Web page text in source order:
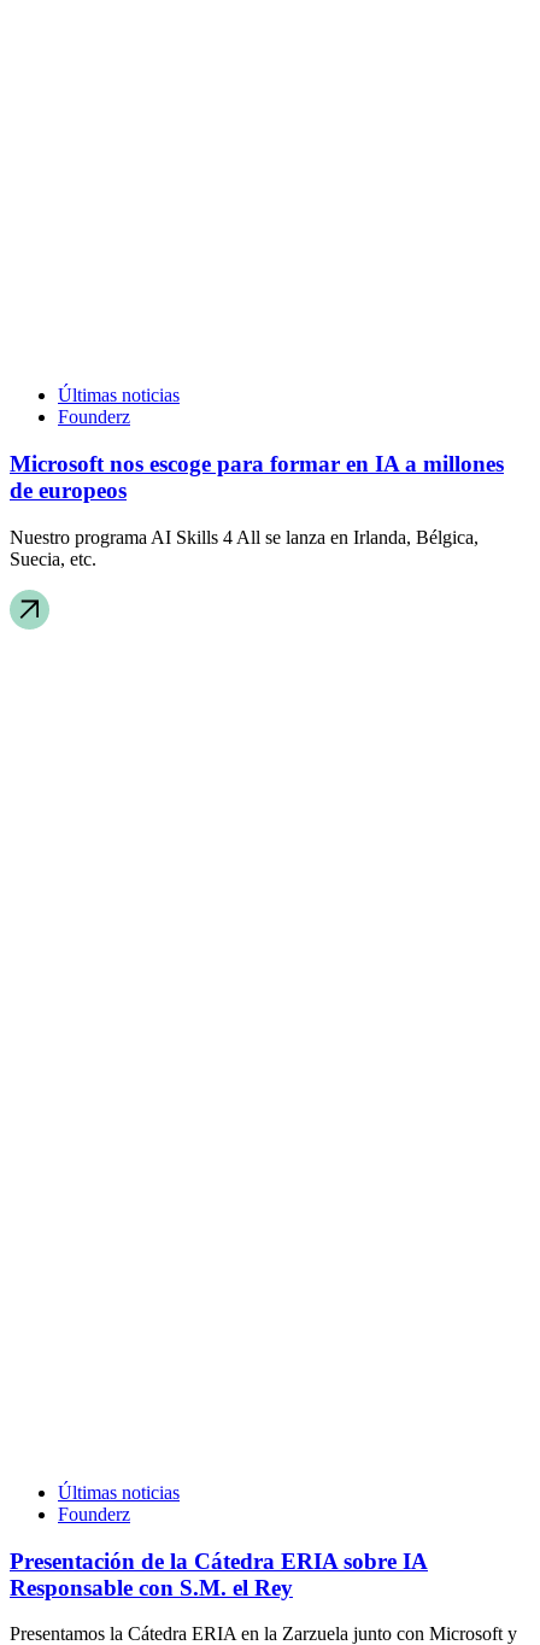
Últimas noticias
Founderz
Microsoft nos escoge para formar en IA a millones
de europeos
Nuestro programa AI Skills 4 All se lanza en Irlanda, Bélgica,
Suecia, etc.
Últimas noticias
Founderz
Presentación de la Cátedra ERIA sobre IA
Responsable con S.M. el Rey
Presentamos la Cátedra ERIA en la Zarzuela junto con Microsoft y